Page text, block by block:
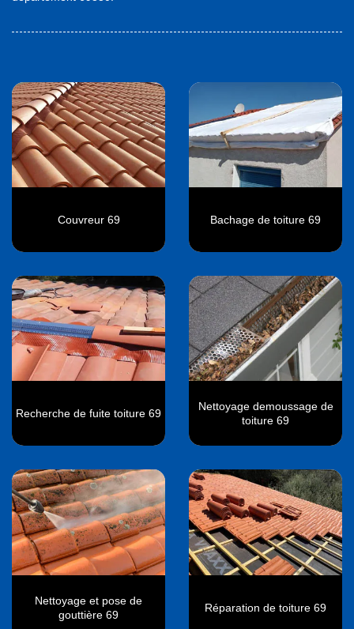
Couvreur 69 Bachage de toiture 69
Recherche de fuite toiture 69
Nettoyage demoussage de
toiture 69
Nettoyage et pose de
gouttière 69
Réparation de toiture 69